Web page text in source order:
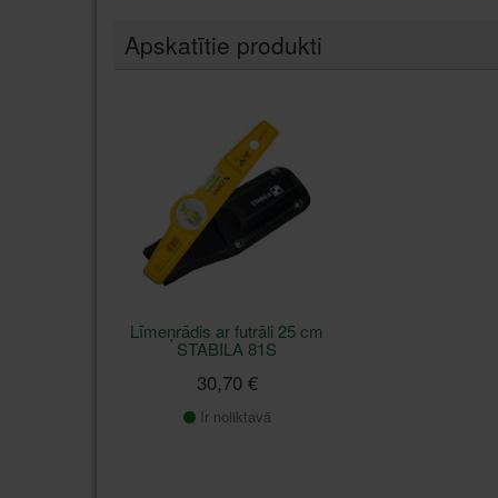
Apskatītie produkti
Līmeņrādis ar futrāli 25 cm
STABILA 81S
30,70 €
Ir noliktavā